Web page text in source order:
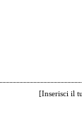
[Inserisci il